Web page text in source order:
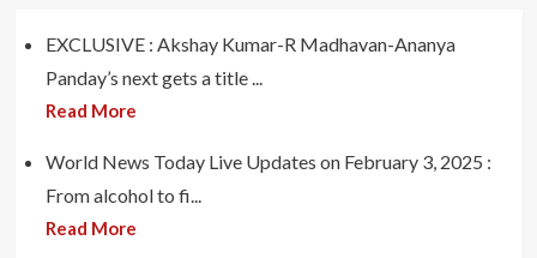
EXCLUSIVE : Akshay Kumar-R Madhavan-Ananya
Panday’s next gets a title ...
Read More
World News Today Live Updates on February 3, 2025 :
From alcohol to fi...
Read More